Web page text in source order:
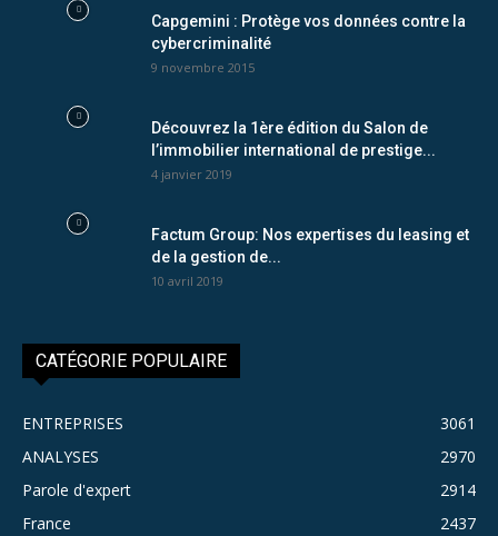
Capgemini : Protège vos données contre la
cybercriminalité
9 novembre 2015
Découvrez la 1ère édition du Salon de
l’immobilier international de prestige...
4 janvier 2019
Factum Group: Nos expertises du leasing et
de la gestion de...
10 avril 2019
CATÉGORIE POPULAIRE
ENTREPRISES
3061
ANALYSES
2970
Parole d'expert
2914
France
2437